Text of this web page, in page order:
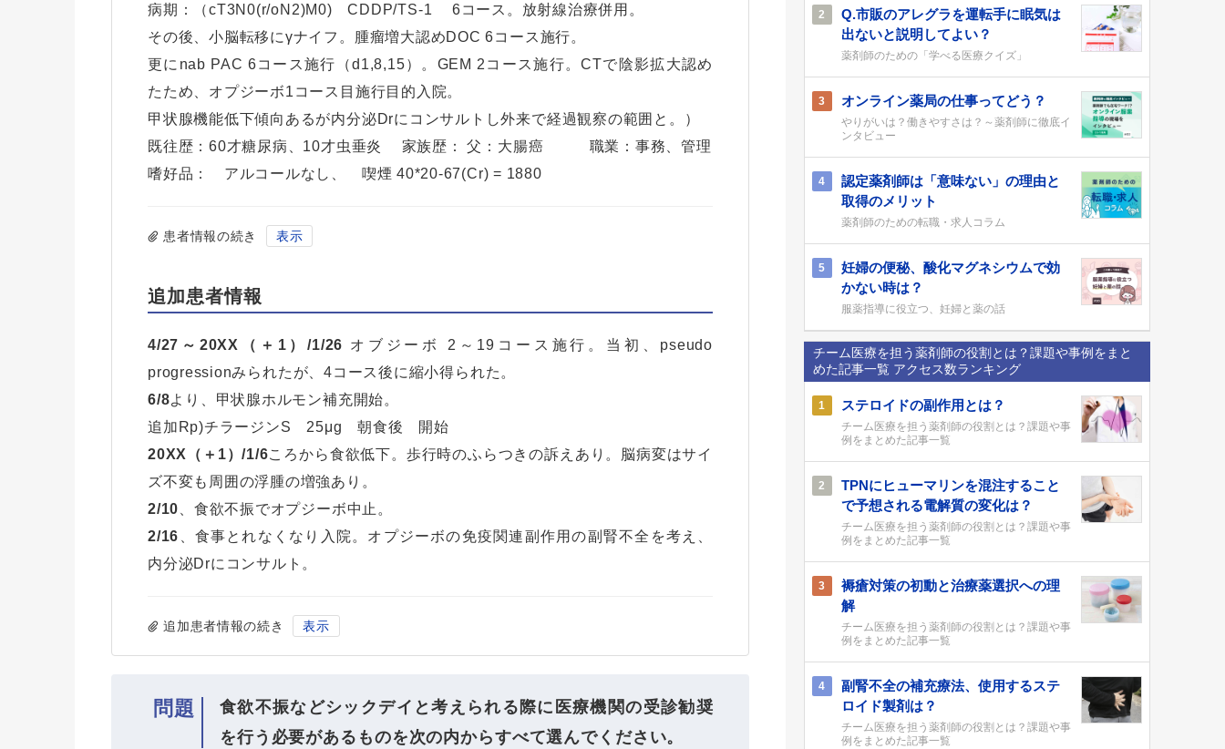
病期：（cT3N0(r/oN2)M0) CDDP/TS-1 6コース。放射線治療併用。
その後、小脳転移にγナイフ。腫瘤増大認めDOC 6コース施行。
更にnab PAC 6コース施行（d1,8,15）。GEM 2コース施行。CTで陰影拡大認め
たため、オプジーボ1コース目施行目的入院。
甲状腺機能低下傾向あるが内分泌Drにコンサルトし外来で経過観察の範囲と。）
既往歴：60才糖尿病、10才虫垂炎 家族歴： 父：大腸癌 職業：事務、管理
嗜好品： アルコールなし、 喫煙 40*20-67(Cr) = 1880
患者情報の続き 表示
追加患者情報
4/27～20XX（＋1）/1/26 オブジーボ 2～19コース施行。当初、pseudo
progressionみられたが、4コース後に縮小得られた。
6/8より、甲状腺ホルモン補充開始。
追加Rp)チラージンS 25μg 朝食後 開始
20XX（＋1）/1/6ころから食欲低下。歩行時のふらつきの訴えあり。脳病変はサイ
ズ不変も周囲の浮腫の増強あり。
2/10 、食欲不振でオプジーボ中止。
2/16 、食事とれなくなり入院。オプジーボの免疫関連副作用の副腎不全を考え、
内分泌Drにコンサルト。
追加患者情報の続き 表示
問題
食欲不振などシックデイと考えられる際に医療機関の受診勧奨
を行う必要があるものを次の内からすべて選んでください。
2
Q.市販のアレグラを運転手に眠気は
出ないと説明してよい？
薬剤師のための「学べる医療クイズ」
3 オンライン薬局の仕事ってどう？
やりがいは？働きやすさは？～薬剤師に徹底イ
ンタビュー
4
認定薬剤師は「意味ない」の理由と
取得のメリット
薬剤師のための転職・求人コラム
5
妊婦の便秘、酸化マグネシウムで効
かない時は？
服薬指導に役立つ、妊婦と薬の話
チーム医療を担う薬剤師の役割とは？課題や事例をまと
めた記事一覧 アクセス数ランキング
1 ステロイドの副作用とは？
チーム医療を担う薬剤師の役割とは？課題や事
例をまとめた記事一覧
2
TPNにヒューマリンを混注すること
で予想される電解質の変化は？
チーム医療を担う薬剤師の役割とは？課題や事
例をまとめた記事一覧
3
褥瘡対策の初動と治療薬選択への理
解
チーム医療を担う薬剤師の役割とは？課題や事
例をまとめた記事一覧
4
副腎不全の補充療法、使用するステ
ロイド製剤は？
チーム医療を担う薬剤師の役割とは？課題や事
例をまとめた記事一覧